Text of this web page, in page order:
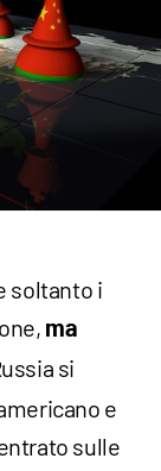
soltanto i
ma
si
e
sulle